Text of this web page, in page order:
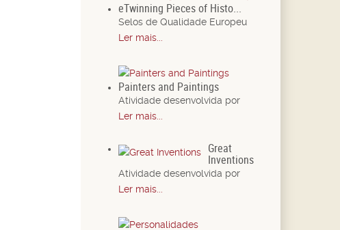
eTwinning Pieces of Histo...
Selos de Qualidade Europeu
Ler mais...
Painters and Paintings
Atividade desenvolvida por
Ler mais...
Great
Inventions
Atividade desenvolvida por
Ler mais...